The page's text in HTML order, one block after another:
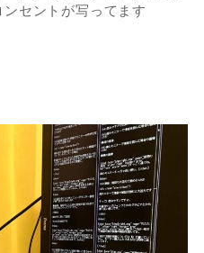
セントが写ってます